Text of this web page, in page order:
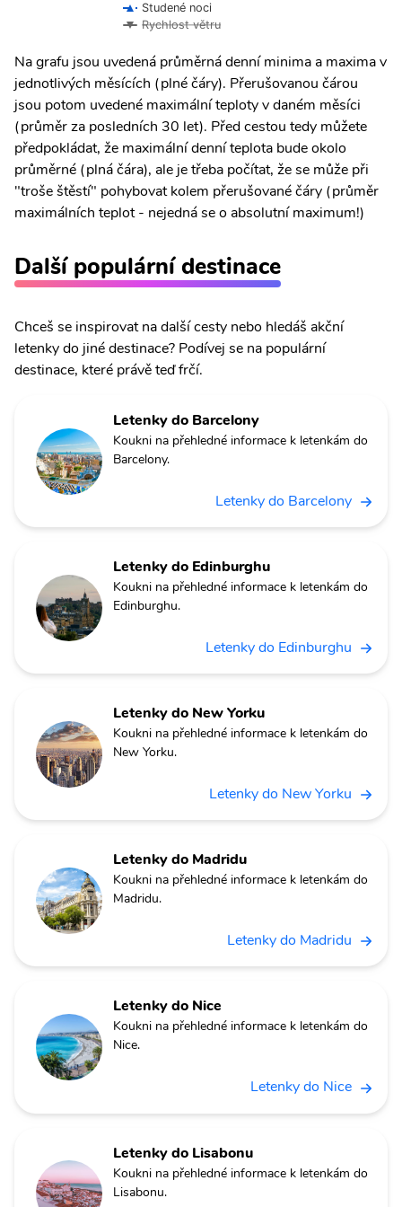
Studené noci
Rychlost větru
Na grafu jsou uvedená průměrná denní minima a maxima v
jednotlivých měsících (plné čáry). Přerušovanou čárou
jsou potom uvedené maximální teploty v daném měsíci
(průměr za posledních 30 let). Před cestou tedy můžete
předpokládat, že maximální denní teplota bude okolo
průměrné (plná čára), ale je třeba počítat, že se může při
"troše štěstí" pohybovat kolem přerušované čáry (průměr
maximálních teplot - nejedná se o absolutní maximum!)
Další populární destinace
Chceš se inspirovat na další cesty nebo hledáš akční
letenky do jiné destinace? Podívej se na populární
destinace, které právě teď frčí.
Letenky do Barcelony
Koukni na přehledné informace k letenkám do
Barcelony.
Letenky do Barcelony
Letenky do Edinburghu
Koukni na přehledné informace k letenkám do
Edinburghu.
Letenky do Edinburghu
Letenky do New Yorku
Koukni na přehledné informace k letenkám do
New Yorku.
Letenky do New Yorku
Letenky do Madridu
Koukni na přehledné informace k letenkám do
Madridu.
Letenky do Madridu
Letenky do Nice
Koukni na přehledné informace k letenkám do
Nice.
Letenky do Nice
Letenky do Lisabonu
Koukni na přehledné informace k letenkám do
Lisabonu.